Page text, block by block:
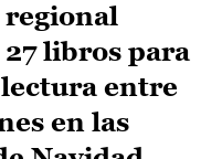
regional
libros para
entre
en las